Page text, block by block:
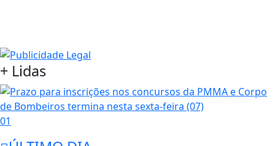
+ Lidas
01